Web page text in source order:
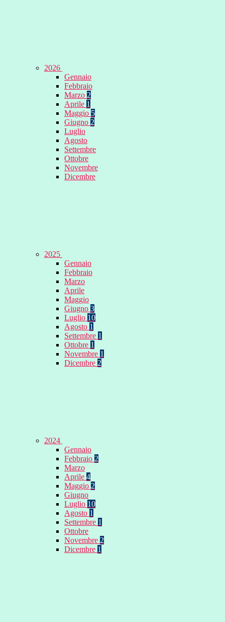
2026
Gennaio
Febbraio
Marzo 2
Aprile 1
Maggio 5
Giugno 2
Luglio
Agosto
Settembre
Ottobre
Novembre
Dicembre
2025
Gennaio
Febbraio
Marzo
Aprile
Maggio
Giugno 3
Luglio 10
Agosto 1
Settembre 1
Ottobre 1
Novembre 1
Dicembre 2
2024
Gennaio
Febbraio 2
Marzo
Aprile 4
Maggio 2
Giugno
Luglio 10
Agosto 1
Settembre 1
Ottobre
Novembre 2
Dicembre 1